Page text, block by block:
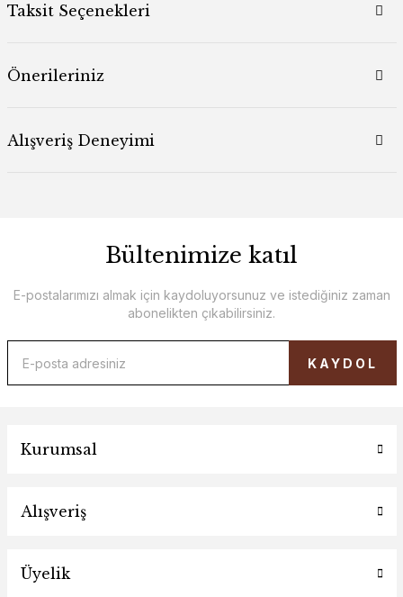
Taksit Seçenekleri
Önerileriniz
Alışveriş Deneyimi
Bültenimize katıl
E-postalarımızı almak için kaydoluyorsunuz ve istediğiniz zaman
abonelikten çıkabilirsiniz.
KAYDOL
Kurumsal
Alışveriş
Üyelik